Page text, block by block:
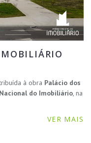
à obra Palácio dos
do Imobiliário, na
VER MAIS